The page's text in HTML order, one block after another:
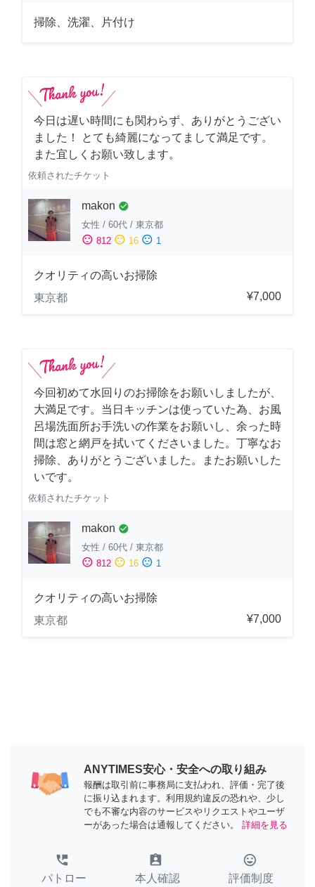
掃除、洗濯、片付け
今日は遅い時間にも関わらず、ありがとうござい
ました！ とても綺麗になってまして満足です。
また宜しくお願い致します。
依頼されたチケット
makon check_circle
女性 / 60代 / 東京都
sentiment_satisfied 812 sentiment_neutral 16 sentiment_dissatisfied 1
クオリティの高いお掃除
東京都
¥7,000
今回初めて水回りのお掃除をお願いしましたが、
大満足です。当日キッチンは使っていた為、お風
呂場洗面所お手洗いの作業をお願いし、余った時
間は窓と網戸を拭いてくださいました。丁寧なお
掃除、ありがとうございました。またお願いした
いです。
依頼されたチケット
makon check_circle
女性 / 60代 / 東京都
sentiment_satisfied 812 sentiment_neutral 16 sentiment_dissatisfied 1
クオリティの高いお掃除
東京都
¥7,000
ANYTIMES安心・安全への取り組み
報酬は取引前に事務局に支払われ、評価・完了後
に振り込まれます。利用規約違反の恐れや、少し
でも不審な内容のサービスやリクエストやユーザ
ーがあった場合は通報してください。
詳細を見る
perm_phone_msg
パトロー
assignment_ind
本人確認
tag_faces
評価制度